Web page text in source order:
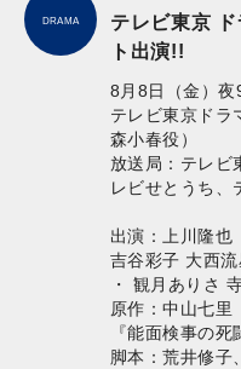
DRAMA
テレビ東京
ト出演!!
8月8日（金）夜
テレビ東京ドラ
森小春役）
放送局：テレビ
レビせとうち、
出演：上川隆也
吉谷彩子 大西
・ 観月ありさ
原作：中山七里
『能面検事の死
脚本：荒井修子